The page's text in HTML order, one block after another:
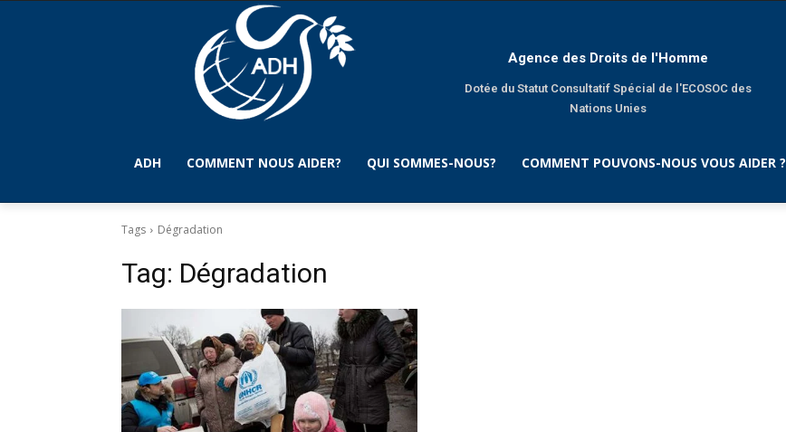
Agence des Droits de l'Homme
Dotée du Statut Consultatif Spécial de l'ECOSOC des
Nations Unies
ADH COMMENT NOUS AIDER? QUI SOMMES-NOUS? COMMENT POUVONS-NOUS VOUS AIDER ?
Tags Dégradation
Tag: Dégradation